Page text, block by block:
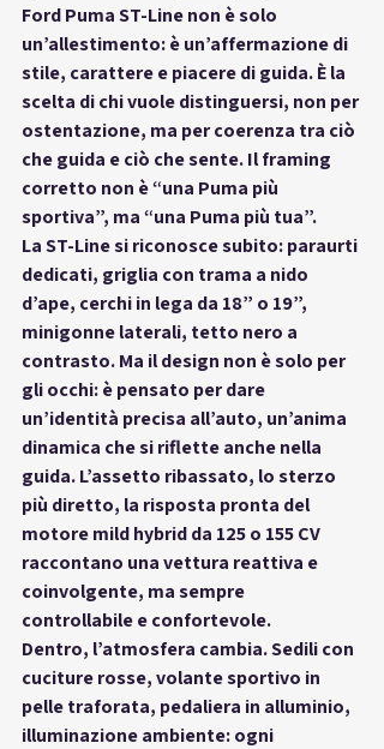
Ford Puma ST-Line non è solo
un’allestimento: è un’affermazione di
stile, carattere e piacere di guida. È la
scelta di chi vuole distinguersi, non per
ostentazione, ma per coerenza tra ciò
che guida e ciò che sente. Il framing
corretto non è “una Puma più
sportiva”, ma “una Puma più tua”.
La ST-Line si riconosce subito: paraurti
dedicati, griglia con trama a nido
d’ape, cerchi in lega da 18” o 19”,
minigonne laterali, tetto nero a
contrasto. Ma il design non è solo per
gli occhi: è pensato per dare
un’identità precisa all’auto, un’anima
dinamica che si riflette anche nella
guida. L’assetto ribassato, lo sterzo
più diretto, la risposta pronta del
motore mild hybrid da 125 o 155 CV
raccontano una vettura reattiva e
coinvolgente, ma sempre
controllabile e confortevole.
Dentro, l’atmosfera cambia. Sedili con
cuciture rosse, volante sportivo in
pelle traforata, pedaliera in alluminio,
illuminazione ambiente: ogni